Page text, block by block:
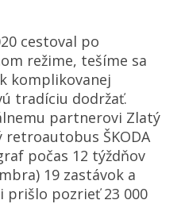
cestoval po
režime, tešíme sa
komplikovanej
tradíciu dodržať.
partnerovi Zlatý
retroautobus ŠKODA
počas 12 týždňov
19 zastávok a
prišlo pozrieť 23 000